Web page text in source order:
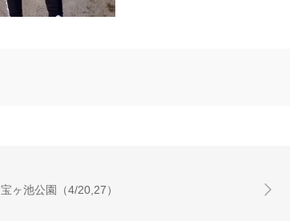
宝ヶ池公園（4/20,27）